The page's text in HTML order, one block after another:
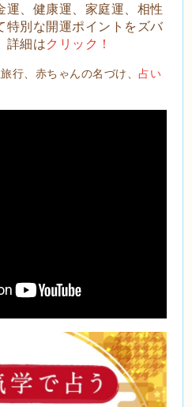
運、健康運、家庭運、相性
特別な開運ポイントをズバ
詳細はクリック！
行、赤ちゃんの名づけ、占い